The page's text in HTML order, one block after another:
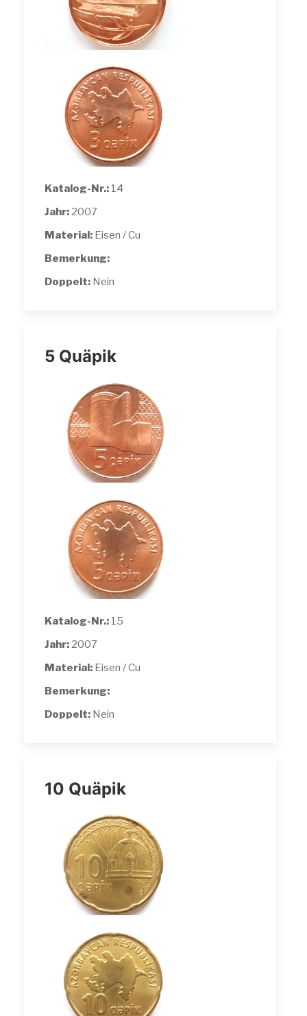
Katalog-Nr.: 14
Jahr: 2007
Material: Eisen / Cu
Bemerkung:
Doppelt: Nein
5 Quäpik
Katalog-Nr.: 15
Jahr: 2007
Material: Eisen / Cu
Bemerkung:
Doppelt: Nein
10 Quäpik